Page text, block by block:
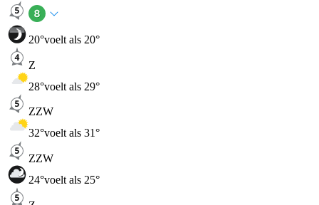
20°voelt als 20°
Z
28°voelt als 29°
ZZW
32°voelt als 31°
ZZW
24°voelt als 25°